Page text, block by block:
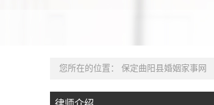
您所在的位置： 保定曲阳县婚姻家事网